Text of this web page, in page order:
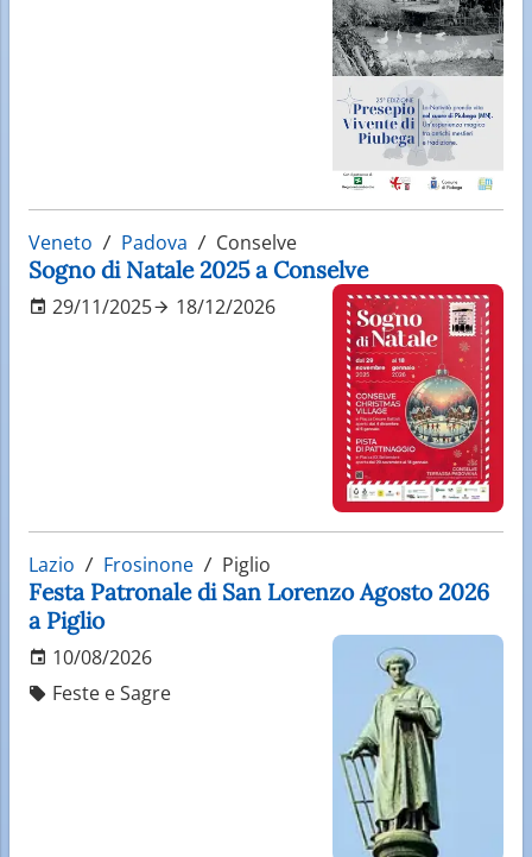
Veneto Padova Conselve
Sogno di Natale 2025 a Conselve
29/11/2025 18/12/2026
Lazio Frosinone Piglio
Festa Patronale di San Lorenzo Agosto 2026
a Piglio
10/08/2026
Feste e Sagre